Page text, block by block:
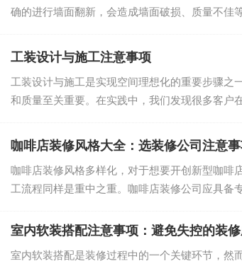
确的进行墙面翻新，会造成墙面破损、质量不佳
工装设计与施工注意事项
工装设计与施工是实现空间理想化的重要步骤之
和质量至关重要。在实践中，我们发现很多客户
咖啡店装修风格大全：选装修公司注意
咖啡店装修风格多样化，对于想要开创新型咖啡
工流程同样是重中之重。咖啡店装修公司应具备
室内软装搭配注意事项：避免失控的装
室内软装搭配是装修过程中的一个关键环节，然